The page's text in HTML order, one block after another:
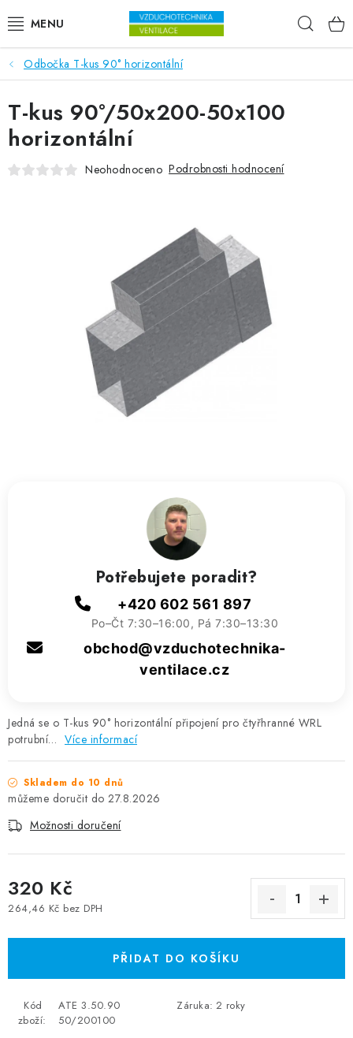
VENTILÁTORY
VZDUCHOTECHNIKA
REKUPERACE
ODVLHČOVAČE
ZVLHČOVAČE VZDUCHU PRŮMYSLOVÉ
NAHŘÍVACÍ POLŠTÁŘEK S LÁVOVÝM PÍSKEM
Kontakty
Odbočka T-kus 90° horizontální
Jedná se o T-kus 90° horizontální připojení pro čtyřhranné WRL
potrubní… Více informací
Skladem do 10 dnů
27.8.2026
Možnosti doručení
320 Kč
264,46 Kč bez DPH
PŘIDAT DO KOŠÍKU
Kód
zboží:
ATE 3.50.90
50/200100
Záruka: 2 roky
T-kus 90°/50x200-50x100
horizontální
Neohodnoceno Podrobnosti hodnocení
Potřebujete poradit?
+420 602 561 897
Po–Čt 7:30–16:00, Pá 7:30–13:30
obchod@vzduchotechnika-
ventilace.cz